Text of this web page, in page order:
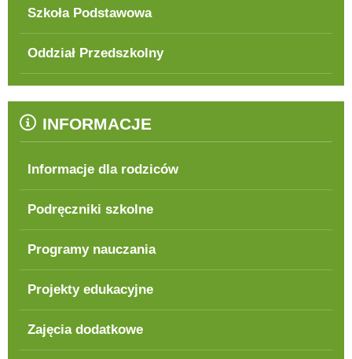
Szkoła Podstawowa
Oddział Przedszkolny
INFORMACJE
Informacje dla rodziców
Podręczniki szkolne
Programy nauczania
Projekty edukacyjne
Zajęcia dodatkowe